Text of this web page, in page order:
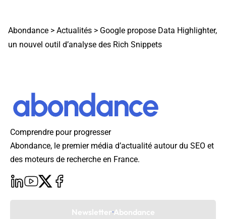
Abondance > Actualités > Google propose Data Highlighter,
un nouvel outil d’analyse des Rich Snippets
Comprendre pour progresser
Abondance, le premier média d’actualité autour du SEO et
des moteurs de recherche en France.
Newsletter Abondance